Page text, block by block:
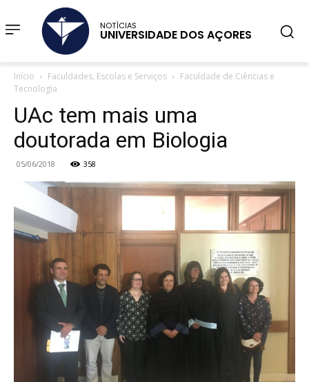
NOTÍCIAS
UNIVERSIDADE DOS AÇORES
Início Faculdades, Escolas e Serviços
Faculdade de Ciências e
Tecnologia
UAc tem mais uma
doutorada em Biologia
05/06/2018 358